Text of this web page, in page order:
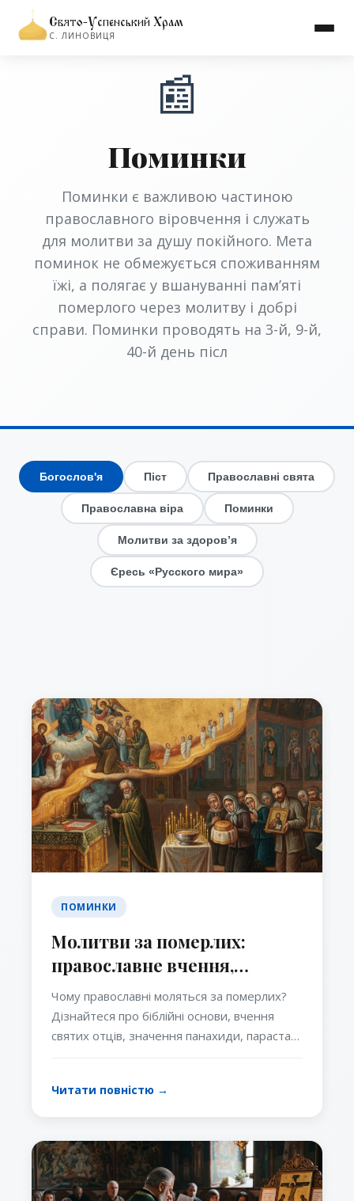
Свято-Успенський Храм
С. ЛИНОВИЦЯ
📰
Поминки
Поминки є важливою частиною
православного віровчення і служать
для молитви за душу покійного. Мета
поминок не обмежується споживанням
їжі, а полягає у вшануванні пам’яті
померлого через молитву і добрі
справи. Поминки проводять на 3-й, 9-й,
40-й день післ
Богослов'я Піст Православні свята
Православна віра Поминки
Молитви за здоров’я
Єресь «Русского мира»
ПОМИНКИ
Молитви за померлих:
православне вчення,
значення, вчення святих
отців та сила церковної
молитви
Чому православні моляться за померлих?
Дізнайтеся про біблійні основи, вчення
святих отців, значення панахиди, парастасу
Читати повністю →